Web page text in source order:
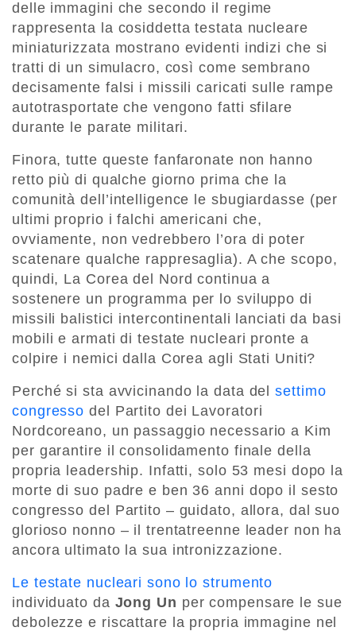
delle immagini che secondo il regime
rappresenta la cosiddetta testata nucleare
miniaturizzata mostrano evidenti indizi che si
tratti di un simulacro, così come sembrano
decisamente falsi i missili caricati sulle rampe
autotrasportate che vengono fatti sfilare
durante le parate militari.
Finora, tutte queste fanfaronate non hanno
retto più di qualche giorno prima che la
comunità dell’intelligence le sbugiardasse (per
ultimi proprio i falchi americani che,
ovviamente, non vedrebbero l’ora di poter
scatenare qualche rappresaglia). A che scopo,
quindi, La Corea del Nord continua a
sostenere un programma per lo sviluppo di
missili balistici intercontinentali lanciati da basi
mobili e armati di testate nucleari pronte a
colpire i nemici dalla Corea agli Stati Uniti?
Perché si sta avvicinando la data delsettimo
congresso del Partito dei Lavoratori
Nordcoreano, un passaggio necessario a Kim
per garantire il consolidamento finale della
propria leadership. Infatti, solo 53 mesi dopo la
morte di suo padre e ben 36 anni dopo il sesto
congresso del Partito – guidato, allora, dal suo
glorioso nonno – il trentatreenne leader non ha
ancora ultimato la sua intronizzazione.
Le testate nucleari sono lo strumento
individuato da Jong Un per compensare le sue
debolezze e riscattare la propria immagine nel